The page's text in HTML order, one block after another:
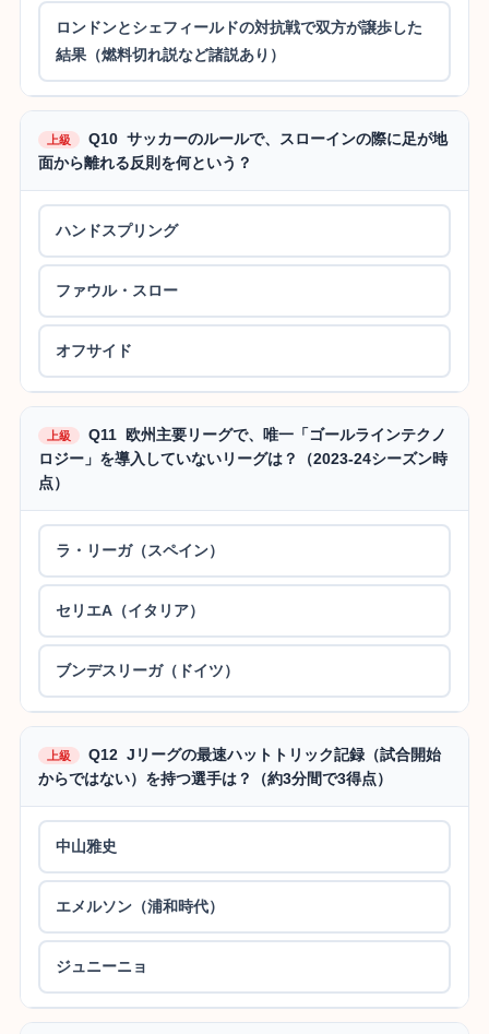
ロンドンとシェフィールドの対抗戦で双方が譲歩した
結果（燃料切れ説など諸説あり）
上級
Q10 サッカーのルールで、スローインの際に足が地
面から離れる反則を何という？
ハンドスプリング
ファウル・スロー
オフサイド
上級
Q11 欧州主要リーグで、唯一「ゴールラインテクノ
ロジー」を導入していないリーグは？（2023-24シーズン時
点）
ラ・リーガ（スペイン）
セリエA（イタリア）
ブンデスリーガ（ドイツ）
上級
Q12 Jリーグの最速ハットトリック記録（試合開始
からではない）を持つ選手は？（約3分間で3得点）
中山雅史
エメルソン（浦和時代）
ジュニーニョ